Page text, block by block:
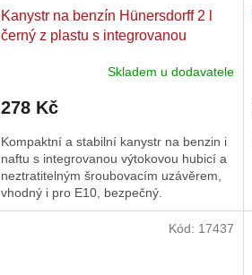
Kanystr na benzín Hünersdorff 2 l
černý z plastu s integrovanou
Skladem u dodavatele
278 Kč
Kompaktní a stabilní kanystr na benzin i
naftu s integrovanou výtokovou hubicí a
neztratitelným šroubovacím uzávěrem,
vhodný i pro E10, bezpečný.
Kód: 17437